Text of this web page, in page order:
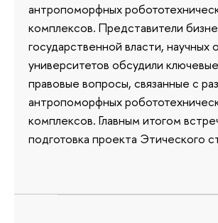
антропоморфных
комплексов. Представители
государственной власти, научных
университетов обсудили
правовые вопросы, связанные с
антропоморфных
комплексов. Главным итогом
подготовка проекта Этического